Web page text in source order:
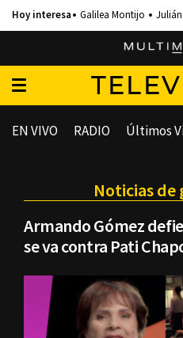
Galilea Montijo
EN VIVO RADIO Últimos
Noticias
Armando Gómez
se va contra Pati